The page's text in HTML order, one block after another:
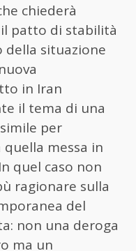
chiederà
il patto di stabilità
della situazione
in Iran
il tema di una
per
messa in
quel caso non
ragionare sulla
del
non una deroga
ma un